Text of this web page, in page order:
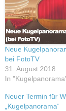
Neue
bei FotoTV
31. August 2018
In
Neuer Termin für
„Kugelpanorama“